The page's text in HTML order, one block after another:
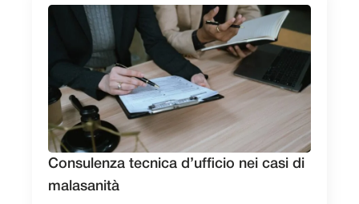
Consulenza tecnica d’ufficio nei casi di
malasanità